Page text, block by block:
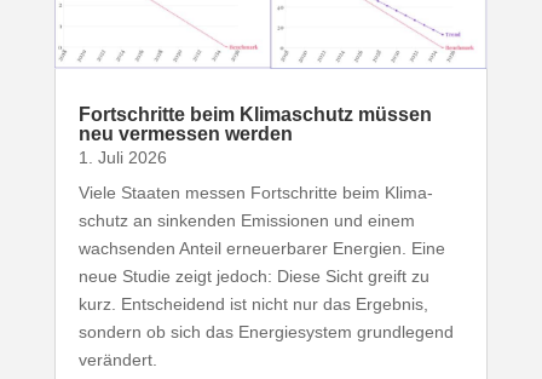
Fort­schritte beim Klima­schutz müssen
neu vermessen werden
1. Juli 2026
Viele Staaten messen Fort­schritte beim Klima­
schutz an sinkenden Emis­sionen und einem
wach­senden Anteil erneu­er­barer Energien. Eine
neue Studie zeigt jedoch: Diese Sicht greift zu
kurz. Entscheidend ist nicht nur das Ergebnis,
sondern ob sich das Ener­gie­system grund­legend
verändert.